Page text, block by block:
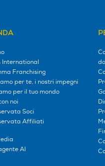
International
Franchising
per te, i nostri impegni
per il tuo mondo
noi
Soci
Affiliati
AI